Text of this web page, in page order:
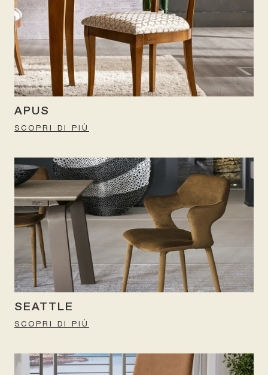
APUS
SCOPRI DI PIÙ
SEATTLE
SCOPRI DI PIÙ